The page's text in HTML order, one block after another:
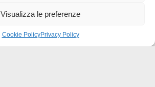
Visualizza le preferenze
Cookie PolicyPrivacy Policy